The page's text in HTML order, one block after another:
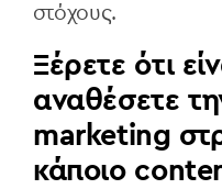
στόχους.
Ξέρετε ότι
αναθέσετε
marketing
κάποιο